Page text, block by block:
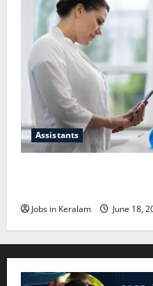
Assistants
Jobs in Keralam June 18,